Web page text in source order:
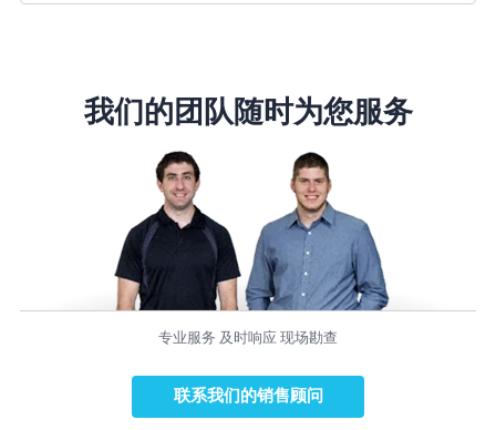
我们的团队随时为您服务
专业服务 及时响应 现场勘查
联系我们的销售顾问